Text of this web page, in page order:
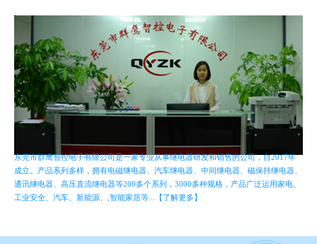
东莞市群鹰智控电子有限公司是一家专业从事继电器研发和销售的公司，自2017年
成立。产品系列多样，拥有电磁继电器、汽车继电器、中间继电器、磁保持继电器、
通讯继电器、高压直流继电器等200多个系列，3000多种规格，产品广泛运用家电、
工业安全、汽车、新能源、,智能家居等...【了解更多】